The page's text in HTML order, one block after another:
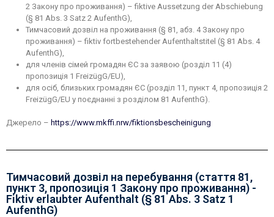
2 Закону про проживання) – fiktive Aussetzung der Abschiebung
(§ 81 Abs. 3 Satz 2 AufenthG),
Тимчасовий дозвіл на проживання (§ 81, абз. 4 Закону про
проживання) – fiktiv fortbestehender Aufenthaltstitel (§ 81 Abs. 4
AufenthG),
для членів сімей громадян ЄС за заявою (розділ 11 (4)
пропозиція 1 FreizügG/EU),
для осіб, близьких громадян ЄС (розділ 11, пункт 4, пропозиція 2
FreizügG/EU у поєднанні з розділом 81 AufenthG).
Джерело – https://www.mkffi.nrw/fiktionsbescheinigung
Тимчасовий дозвіл на перебування (стаття 81,
пункт 3, пропозиція 1 Закону про проживання) -
Fiktiv erlaubter Aufenthalt (§ 81 Abs. 3 Satz 1
AufenthG)